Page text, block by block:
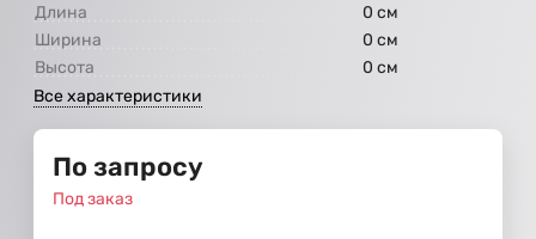
Длина
0 см
Ширина
0 см
Высота
0 см
Все характеристики
По запросу
Под заказ